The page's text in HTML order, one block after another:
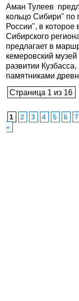
Аман Тулеев
кольцо Сибири" по
России", в которое
Сибирского
предлагает в
кемеровский
развитии
памятниками
Страница 1 из 16
1 2 3 4 5 6 7
»